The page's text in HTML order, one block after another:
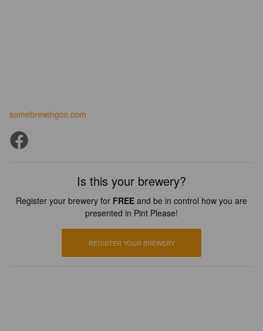
somebrewingco.com
Is this your brewery?
Register your brewery for FREE and be in control how you are
presented in Pint Please!
REGISTER YOUR BREWERY